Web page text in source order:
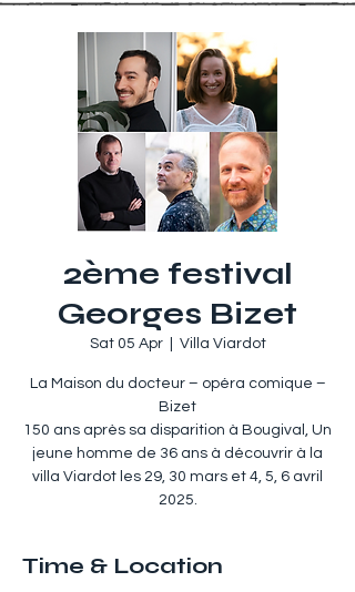
2ème festival
Georges Bizet
Sat 05 Apr
  |
Villa Viardot
La Maison du docteur – opéra comique –
Bizet
150 ans après sa disparition à Bougival, Un
jeune homme de 36 ans à découvrir à la
villa Viardot les 29, 30 mars et 4, 5, 6 avril
Time & Location